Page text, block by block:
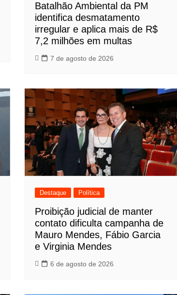
Batalhão Ambiental da PM
identifica desmatamento
irregular e aplica mais de R$
7,2 milhões em multas
7 de agosto de 2026
Destaque Política
Proibição judicial de manter
contato dificulta campanha de
Mauro Mendes, Fábio Garcia
e Virginia Mendes
6 de agosto de 2026